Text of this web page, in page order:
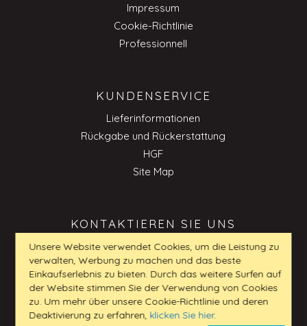
Impressum
Cookie-Richtlinie
Professionnell
KUNDENSERVICE
Lieferinformationen
Rückgabe und Rückerstattung
HGF
Site Map
KONTAKTIEREN SIE UNS
kundenservice_DE@my-furniture.com
0800 180 20 24
+49 61027009768
Unsere Website verwendet Cookies, um die Leistung zu
verwalten, Werbung zu machen und das beste
Einkaufserlebnis zu bieten. Durch das weitere Surfen auf
der Website stimmen Sie der Verwendung von Cookies
zu. Um mehr über unsere Cookie-Richtlinie und deren
Deaktivierung zu erfahren, klicken Sie hier.